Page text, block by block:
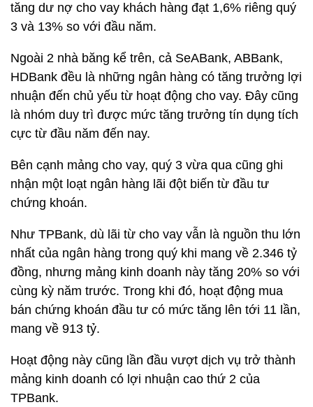
tăng dư nợ cho vay khách hàng đạt 1,6% riêng quý
3 và 13% so với đầu năm.
Ngoài 2 nhà băng kể trên, cả SeABank, ABBank,
HDBank đều là những ngân hàng có tăng trưởng lợi
nhuận đến chủ yếu từ hoạt động cho vay. Đây cũng
là nhóm duy trì được mức tăng trưởng tín dụng tích
cực từ đầu năm đến nay.
Bên cạnh mảng cho vay, quý 3 vừa qua cũng ghi
nhận một loạt ngân hàng lãi đột biến từ đầu tư
chứng khoán.
Như TPBank, dù lãi từ cho vay vẫn là nguồn thu lớn
nhất của ngân hàng trong quý khi mang về 2.346 tỷ
đồng, nhưng mảng kinh doanh này tăng 20% so với
cùng kỳ năm trước. Trong khi đó, hoạt động mua
bán chứng khoán đầu tư có mức tăng lên tới 11 lần,
mang về 913 tỷ.
Hoạt động này cũng lần đầu vượt dịch vụ trở thành
mảng kinh doanh có lợi nhuận cao thứ 2 của
TPBank.